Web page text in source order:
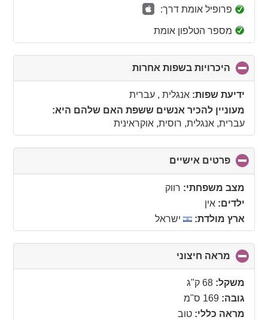
פרופיל אומת דרך:
מספר הטלפון אומת
היכרויות בשפות אחרות
to
collapse
ידיעת שפות: אנגלית , עברית
מעוניין להכיר אנשים ששפת האם שלהם היא:
עברית, אנגלית, רוסית, אוקראינית
פרטים אישיים
to
collapse
contents
מצב משפחתי: רווק
ילדים: אין
ארץ מולדת:
ישראל
מראה חיצוני
to
משקל: 68 ק"ג
גובה: 169 ס"מ
מראה כללי: טוב